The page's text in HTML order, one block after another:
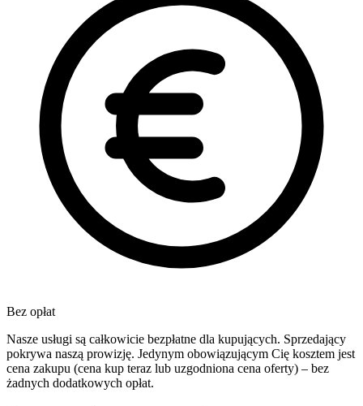
Bez opłat
Nasze usługi są całkowicie bezpłatne dla kupujących. Sprzedający
pokrywa naszą prowizję. Jedynym obowiązującym Cię kosztem jest
cena zakupu (cena kup teraz lub uzgodniona cena oferty) – bez
żadnych dodatkowych opłat.